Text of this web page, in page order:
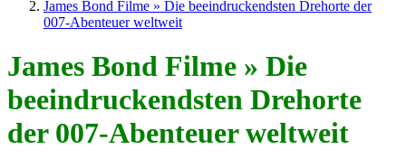
James Bond Filme » Die beeindruckendsten Drehorte der
007-Abenteuer weltweit
James Bond Filme » Die
beeindruckendsten Drehorte
der 007-Abenteuer weltweit